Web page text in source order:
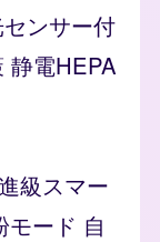
ンサー付
静電HEPA
級スマー
モード 自